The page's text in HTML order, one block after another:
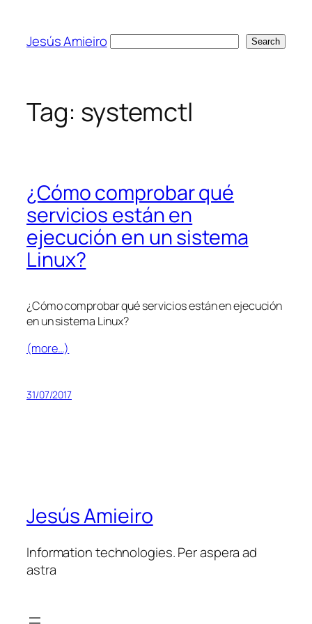
content
Jesús Amieiro Search
Tag: systemctl
¿Cómo comprobar qué
servicios están en
ejecución en un sistema
Linux?
¿Cómo comprobar qué servicios están en ejecución
en un sistema Linux?
(more…)
31/07/2017
Jesús Amieiro
Information technologies. Per aspera ad
astra